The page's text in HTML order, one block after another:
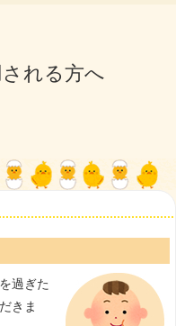
れる方へ
過ぎた
きま